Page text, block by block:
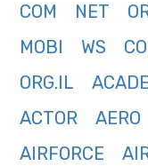
COM NET
MOBI
WS
ORG.IL
ACTOR
AERO
AIRFORCE